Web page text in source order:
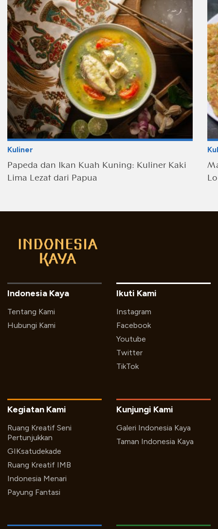
Kuliner
Papeda dan Ikan Kuah Kuning: Kuliner Kaki
Lima Lezat dari Papua
Indonesia Kaya
Tentang Kami
Hubungi Kami
Ikuti Kami
Instagram
Facebook
Youtube
Twitter
TikTok
Kegiatan Kami
Ruang Kreatif Seni
Pertunjukkan
GIKsatudekade
Ruang Kreatif IMB
Indonesia Menari
Payung Fantasi
Kunjungi Kami
Galeri Indonesia Kaya
Taman Indonesia Kaya